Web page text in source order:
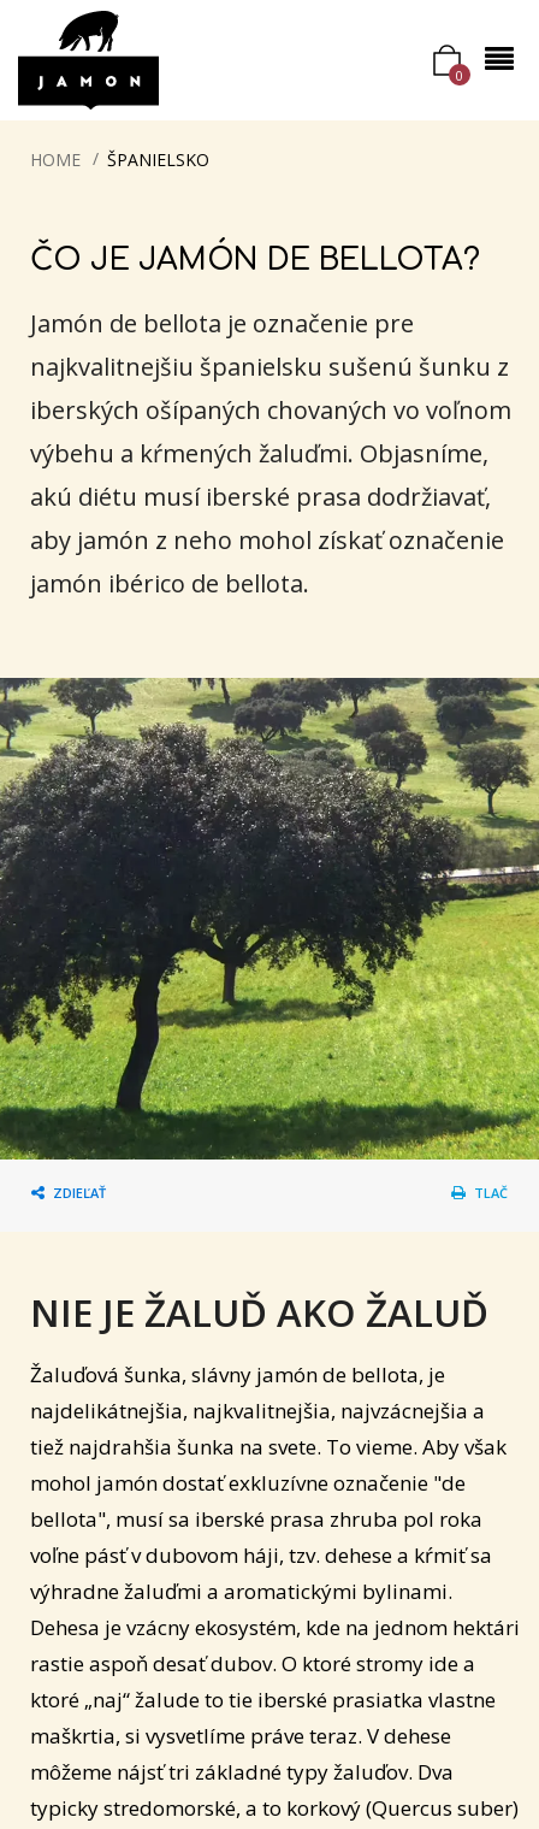
0
HOME ŠPANIELSKO
ČO JE JAMÓN DE BELLOTA?
Jamón de bellota je označenie pre
najkvalitnejšiu španielsku sušenú šunku z
iberských ošípaných chovaných vo voľnom
výbehu a kŕmených žaluďmi. Objasníme,
akú diétu musí iberské prasa dodržiavať,
aby jamón z neho mohol získať označenie
jamón ibérico de bellota.
ZDIEĽAŤ TLAČ
NIE JE ŽALUĎ AKO ŽALUĎ
Žaluďová šunka, slávny jamón de bellota, je
najdelikátnejšia, najkvalitnejšia, najvzácnejšia a
tiež najdrahšia šunka na svete. To vieme. Aby však
mohol jamón dostať exkluzívne označenie "de
bellota", musí sa iberské prasa zhruba pol roka
voľne pásť v dubovom háji, tzv. dehese a kŕmiť sa
výhradne žaluďmi a aromatickými bylinami.
Dehesa je vzácny ekosystém, kde na jednom hektári
rastie aspoň desať dubov. O ktoré stromy ide a
ktoré „naj“ žalude to tie iberské prasiatka vlastne
maškrtia, si vysvetlíme práve teraz. V dehese
môžeme nájsť tri základné typy žaluďov. Dva
typicky stredomorské, a to korkový (Quercus suber)